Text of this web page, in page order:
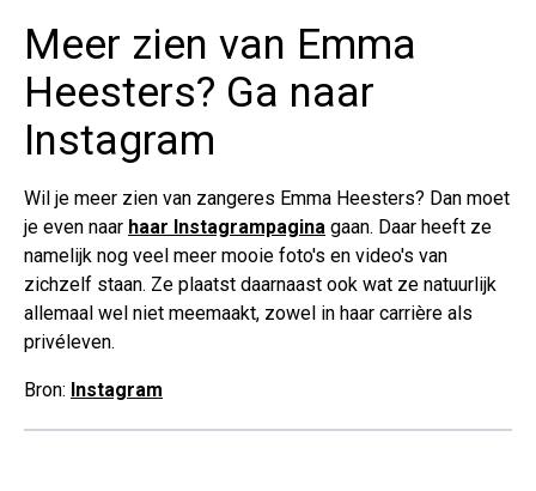
Meer zien van Emma
Heesters? Ga naar
Instagram
Wil je meer zien van zangeres Emma Heesters? Dan moet
je even naar haar Instagrampagina gaan. Daar heeft ze
namelijk nog veel meer mooie foto's en video's van
zichzelf staan. Ze plaatst daarnaast ook wat ze natuurlijk
allemaal wel niet meemaakt, zowel in haar carrière als
privéleven.
Bron: Instagram